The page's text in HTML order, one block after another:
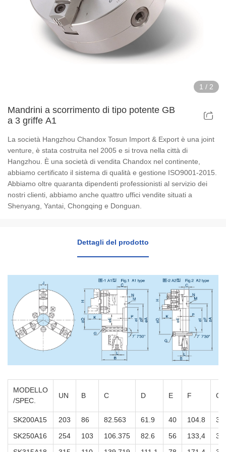
Dispositivi per mandrini elettrici cavi
Dispositivi per mandrini ad aria cava
Serie di mandrini di scorrimento
Serie di mandrini super sottili
Serie di mandrini con corpo in acciaio
Serie Din Chuck
1 / 2
Mandrini a scorrimento di tipo potente GB
a 3 griffe A1
La società Hangzhou Chandox Tosun Import & Export è una joint
venture, è stata costruita nel 2005 e si trova nella città di
Hangzhou. È una società di vendita Chandox nel continente,
abbiamo certificato il sistema di qualità e gestione ISO9001-2015.
Abbiamo oltre quaranta dipendenti professionisti al servizio dei
nostri clienti, abbiamo anche quattro uffici vendite situati a
Shenyang, Yantai, Chongqing e Donguan.
Dettagli del prodotto
MODELLO
/SPEC.
UN B C D E F G
SK200A15 203 86 82.563 61.9 40 104.8
3-
SK250A16
254 103 106.375 82.6 56 133,4
3-